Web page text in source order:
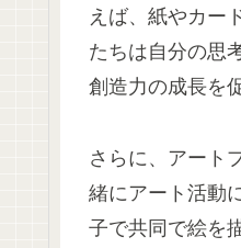
えば、紙やカー
たちは自分の思
創造力の成長を
さらに、アート
緒にアート活動
子で共同で絵を